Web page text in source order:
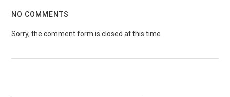
NO COMMENTS
Sorry, the comment form is closed at this time.